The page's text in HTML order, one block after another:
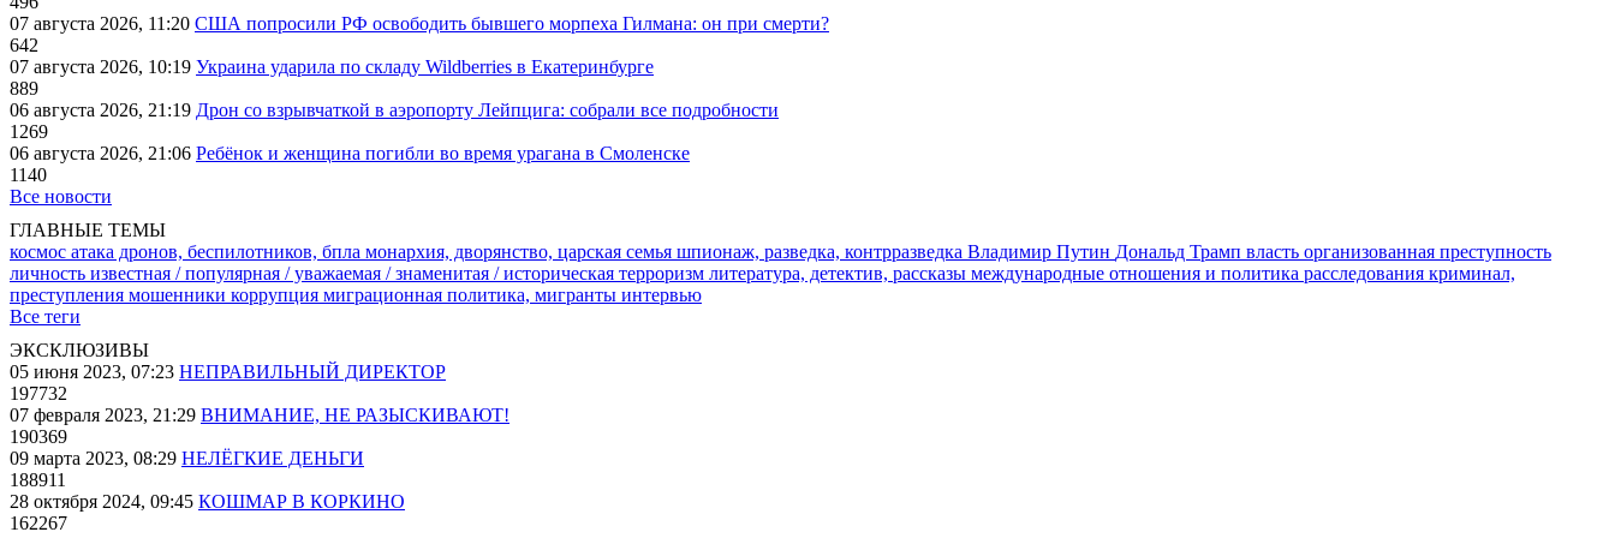
07 августа 2026, 11:20 США попросили РФ освободить бывшего морпеха Гилмана: он при смерти?
642
07 августа 2026, 10:19 Украина ударила по складу Wildberries в Екатеринбурге
889
06 августа 2026, 21:19 Дрон со взрывчаткой в аэропорту Лейпцига: собрали все подробности
1269
06 августа 2026, 21:06 Ребёнок и женщина погибли во время урагана в Смоленске
1140
Все новости
ГЛАВНЫЕ ТЕМЫ
космос атака дронов, беспилотников, бпла монархия, дворянство, царская семья шпионаж, разведка, контрразведка Владимир Путин Дональд Трамп власть организованная преступность
личность известная / популярная / уважаемая / знаменитая / историческая терроризм литература, детектив, рассказы международные отношения и политика расследования криминал,
преступления мошенники коррупция миграционная политика, мигранты интервью
Все теги
ЭКСКЛЮЗИВЫ
05 июня 2023, 07:23 НЕПРАВИЛЬНЫЙ ДИРЕКТОР
197732
07 февраля 2023, 21:29 ВНИМАНИЕ, НЕ РАЗЫСКИВАЮТ!
190369
09 марта 2023, 08:29 НЕЛЁГКИЕ ДЕНЬГИ
188911
28 октября 2024, 09:45 КОШМАР В КОРКИНО
162267